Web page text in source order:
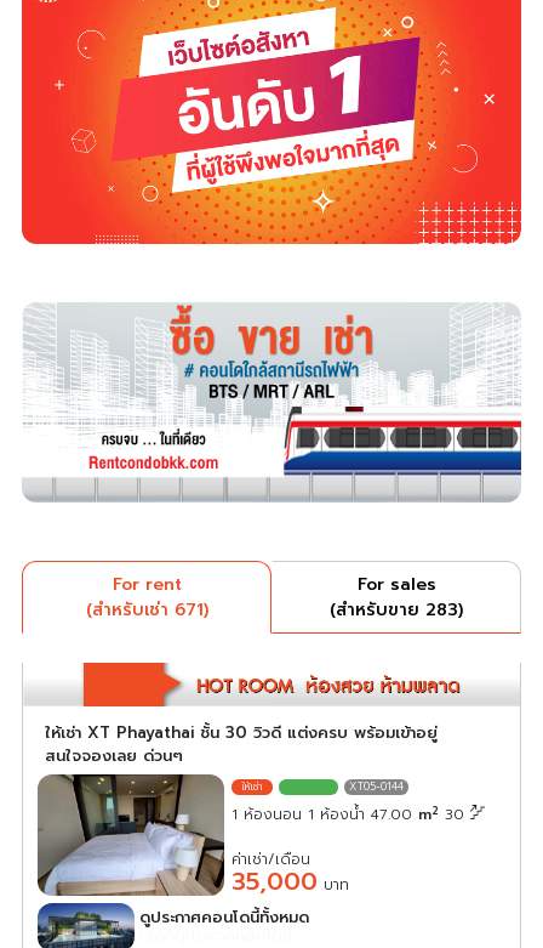
For rent
(สำหรับเช่า 671)
For sales
(สำหรับขาย 283)
ให้เช่า XT Phayathai ชั้น 30 วิวดี แต่งครบ พร้อมเข้าอยู่
สนใจจองเลย ด่วนๆ
XT05-0144
1 ห้องนอน 1 ห้องน้ำ 47.00 m2 30
ค่าเช่า/เดือน
35,000 บาท
ดูประกาศคอนโดนี้ทั้งหมด